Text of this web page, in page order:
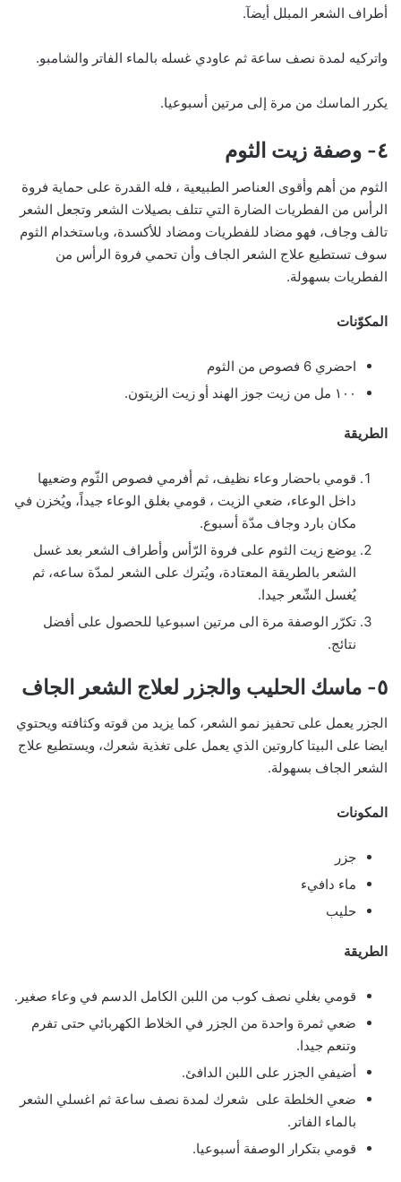
أطراف الشعر المبلل أيضآ.
واتركيه لمدة نصف ساعة ثم عاودي غسله بالماء الفاتر والشامبو.
يكرر الماسك من مرة إلى مرتين أسبوعيا.
٤- وصفة زيت الثوم
الثوم من أهم وأقوى العناصر الطبيعية ، فله القدرة على حماية فروة
الرأس من الفطريات الضارة التي تتلف بصيلات الشعر وتجعل الشعر
تالف وجاف، فهو مضاد للفطريات ومضاد للأكسدة، وباستخدام الثوم
سوف تستطيع علاج الشعر الجاف وأن تحمي فروة الرأس من
الفطريات بسهولة.
المكوّنات
احضري 6 فصوص من الثوم
١٠٠ مل من زيت جوز الهند أو زيت الزيتون.
الطريقة
قومي باحضار وعاء نظيف، ثم أفرمي فصوص الثّوم وضعيها
داخل الوعاء، ضعي الزيت ، قومي بغلق الوعاء جيداً، ويُخزن في
مكان بارد وجاف مدّة أسبوع.
يوضع زيت الثوم على فروة الرّأس وأطراف الشعر بعد غسل
الشعر بالطريقة المعتادة، ويُترك على الشعر لمدّة ساعه، ثم
يُغسل الشّعر جيدا.
تكرّر الوصفة مرة الى مرتين اسبوعيا للحصول على أفضل
نتائج.
٥- ماسك الحليب والجزر لعلاج الشعر الجاف
الجزر يعمل على تحفيز نمو الشعر، كما يزيد من قوته وكثافته ويحتوي
ايضا على البيتا كاروتين الذي يعمل على تغذية شعرك، ويستطيع علاج
الشعر الجاف بسهولة.
المكونات
جزر
ماء دافيء
حليب
الطريقة
قومي بغلي نصف كوب من اللبن الكامل الدسم في وعاء صغير.
ضعي ثمرة واحدة من الجزر في الخلاط الكهربائي حتى تفرم
وتنعم جيدا.
أضيفي الجزر على اللبن الدافئ.
ضعي الخلطة على شعرك لمدة نصف ساعة ثم اغسلي الشعر
بالماء الفاتر.
قومي بتكرار الوصفة أسبوعيا.